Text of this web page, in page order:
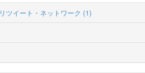
リツイート・ネットワーク (1)